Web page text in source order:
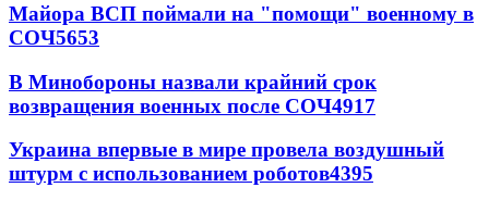
Майора ВСП поймали на "помощи" военному в
СОЧ5653
В Минобороны назвали крайний срок
возвращения военных после СОЧ4917
Украина впервые в мире провела воздушный
штурм с использованием роботов4395